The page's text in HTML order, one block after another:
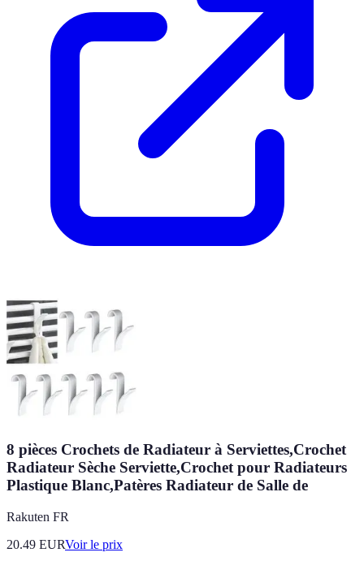
8 pièces Crochets de Radiateur à Serviettes,Crochet
Radiateur Sèche Serviette,Crochet pour Radiateurs
Plastique Blanc,Patères Radiateur de Salle de
Rakuten FR
20.49 EURVoir le prix